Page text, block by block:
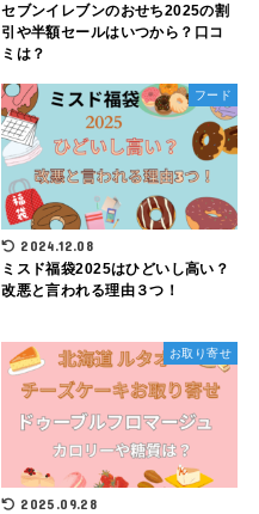
セブンイレブンのおせち2025の割
引や半額セールはいつから？口コ
ミは？
フード
2024.12.08
ミスド福袋2025はひどいし高い？
改悪と言われる理由３つ！
お取り寄せ
2025.09.28